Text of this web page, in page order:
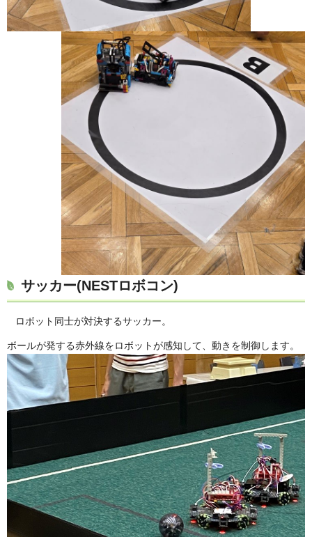
サッカー(NESTロボコン)
ロボット同士が対決するサッカー。
ボールが発する赤外線をロボットが感知して、動きを制御します。